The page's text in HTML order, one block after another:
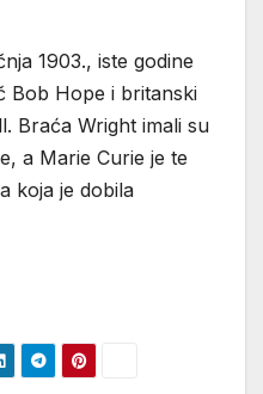
1903., iste godine
Bob Hope i britanski
Braća Wright imali su
a Marie Curie je te
koja je dobila